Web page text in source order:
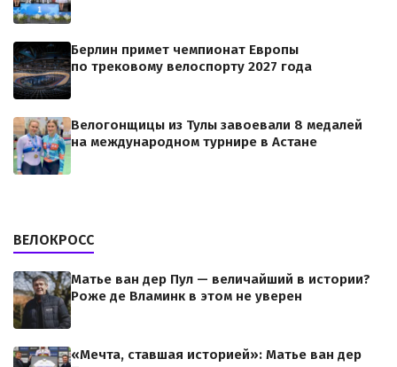
Берлин примет чемпионат Европы
по трековому велоспорту 2027 года
Велогонщицы из Тулы завоевали 8 медалей
на международном турнире в Астане
ВЕЛОКРОСС
Матье ван дер Пул — величайший в истории?
Роже де Вламинк в этом не уверен
«Мечта, ставшая историей»: Матье ван дер